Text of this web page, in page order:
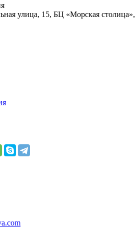
улица, 15, БЦ «Морская столица»,